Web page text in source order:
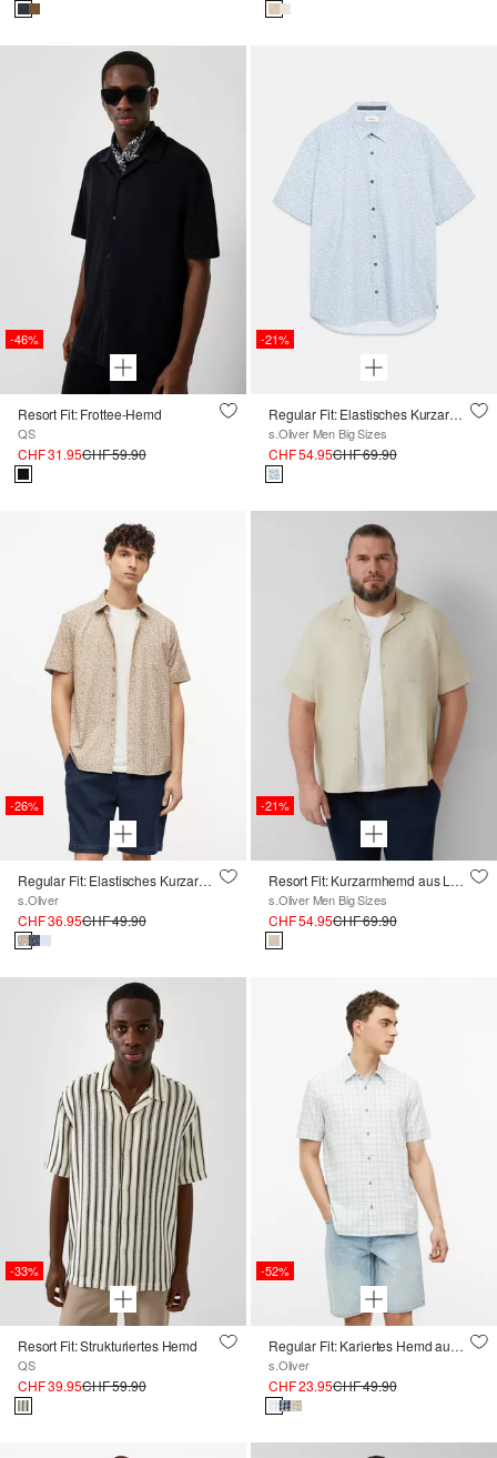
-46%
Resort Fit: Frottee-Hemd
QS
CHF 31.95CHF 59.90
-21%
Regular Fit: Elastisches Kurzarmhemd mit All-over-Print
s.Oliver Men Big Sizes
CHF 54.95CHF 69.90
-26%
Regular Fit: Elastisches Kurzarmhemd mit All-over-Print
s.Oliver
CHF 36.95CHF 49.90
-21%
Resort Fit: Kurzarmhemd aus Leinenmix
s.Oliver Men Big Sizes
CHF 54.95CHF 69.90
-33%
Resort Fit: Strukturiertes Hemd
QS
CHF 39.95CHF 59.90
-52%
Regular Fit: Kariertes Hemd aus leichtem Baumwoll-Viskose-Mix
s.Oliver
CHF 23.95CHF 49.90